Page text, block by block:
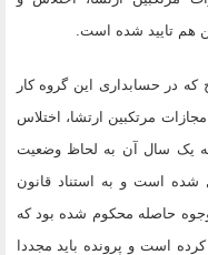
ایرج که در حسابداری این گروه کار
4 قانون تشدید مجازات مرتکبین ارتشا، اختلاس
شده که یک سال آن به لحاظ وضعیت
است و به استناد قانون
حاصله محکوم شده بود که
است و پرونده باید مجددا